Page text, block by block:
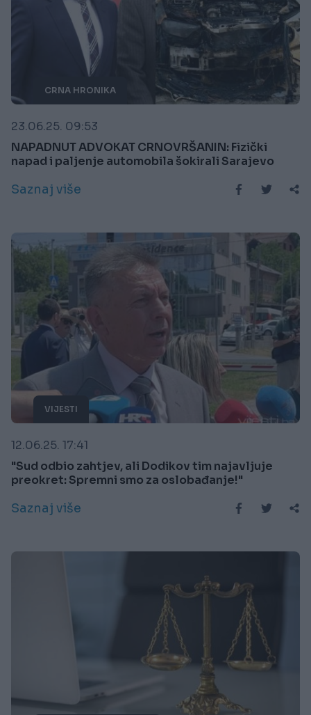
CRNA HRONIKA
23.06.25. 09:53
NAPADNUT ADVOKAT CRNOVRŠANIN: Fizički
napad i paljenje automobila šokirali Sarajevo
Saznaj više
VIJESTI
12.06.25. 17:41
"Sud odbio zahtjev, ali Dodikov tim najavljuje
preokret: Spremni smo za oslobađanje!"
Saznaj više